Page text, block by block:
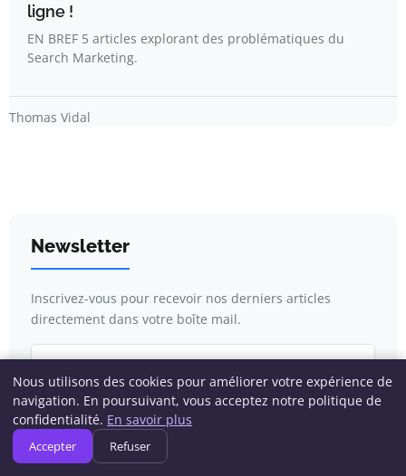
ligne !
EN BREF 5 articles explorant des problématiques du
Search Marketing.
Thomas Vidal
Newsletter
Inscrivez-vous pour recevoir nos derniers articles
directement dans votre boîte mail.
S'inscrire
Nous utilisons des cookies pour améliorer votre expérience de
navigation. En poursuivant, vous acceptez notre politique de
confidentialité. En savoir plus
Accepter Refuser